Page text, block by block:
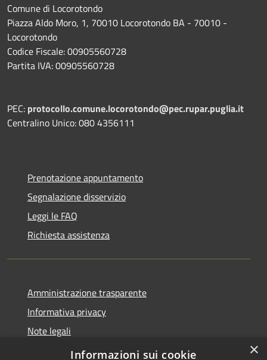
Comune di Locorotondo
Piazza Aldo Moro, 1, 70010 Locorotondo BA - 70010 -
Locorotondo
Codice Fiscale: 00905560728
Partita IVA: 00905560728
PEC: protocollo.comune.locorotondo@pec.rupar.puglia.it
Centralino Unico: 080 4356111
Prenotazione appuntamento
Segnalazione disservizio
Leggi le FAQ
Richiesta assistenza
Amministrazione trasparente
Informativa privacy
Note legali
Dichiarazione di accessibilità
×
Informazioni sui cookie